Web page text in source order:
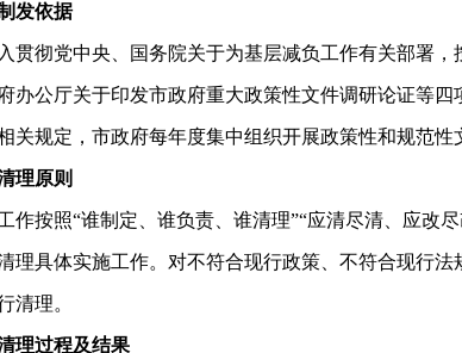
依据
彻党中央、国务院关于为基层减负工作有关部署，
办公厅关于印发市政府重大政策性文件调研论证等
关规定，市政府每年度集中组织开展政策性和规范性
原则
按照“谁制定、谁负责、谁清理”“应清尽清、应改尽
理具体实施工作。对不符合现行政策、不符合现行
清理。
过程及结果